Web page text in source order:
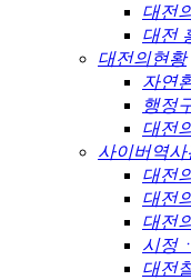
대전
대전
대전의현황
자연
행정
대전
사이버역사
대전
대전
대전
시정
대전